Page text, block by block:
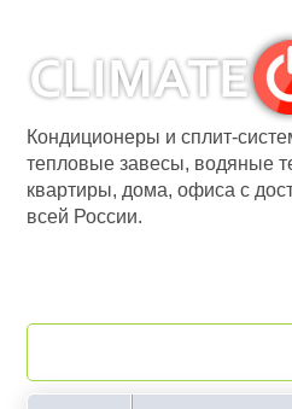
Кондиционеры и сплит-
тепловые завесы, водяные
квартиры, дома, офиса с
всей России.